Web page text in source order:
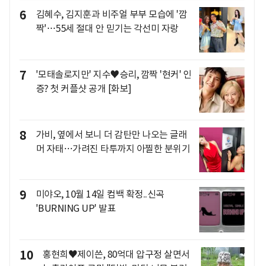
6
김혜수, 김지훈과 비주얼 부부 모습에 '깜
짝'…55세 절대 안 믿기는 각선미 자랑
7
'모태솔로지만' 지수♥승리, 깜짝 '현커' 인
증? 첫 커플샷 공개 [화보]
8
가비, 옆에서 보니 더 감탄만 나오는 글래
머 자태…가려진 타투까지 아찔한 분위기
9
미야오, 10월 14일 컴백 확정..신곡
'BURNING UP' 발표
10
홍현희♥제이쓴, 80억대 압구정 살면서